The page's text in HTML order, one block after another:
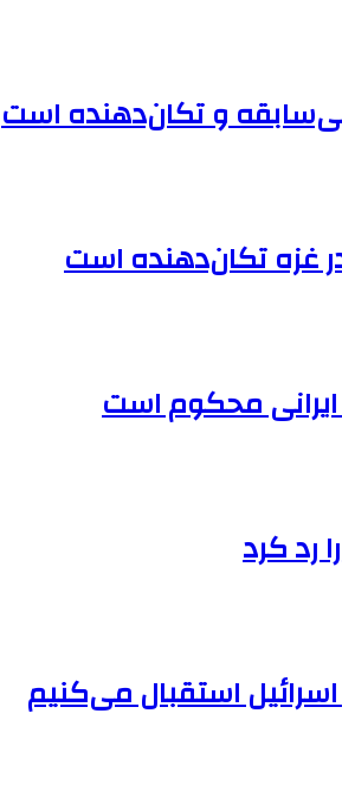
و تکان‌دهنده است
غزه تکان‌دهنده است
ایرانی محکوم است
رد کرد
استقبال می‌کنیم